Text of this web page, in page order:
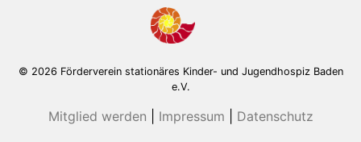
verschiedenen Anlässen verkauft haben, bekam der
Förderverein heute den Lohn ihrer Arbeit überreicht.
© 2026 Förderverein stationäres Kinder- und Jugendhospiz Baden
e.V.
Mitglied werden Impressum Datenschutz